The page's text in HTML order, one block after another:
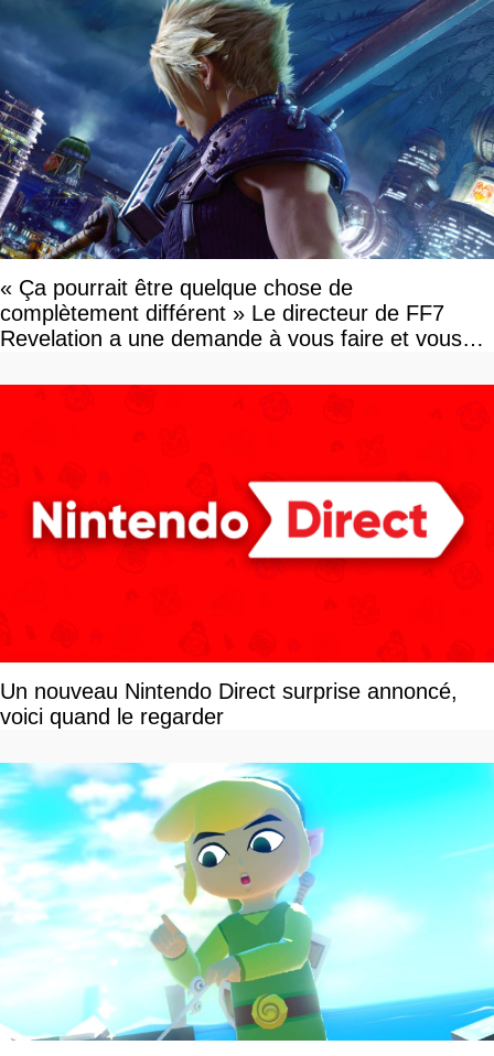
« Ça pourrait être quelque chose de
complètement différent » Le directeur de FF7
Revelation a une demande à vous faire et vous
Un nouveau Nintendo Direct surprise annoncé,
voici quand le regarder